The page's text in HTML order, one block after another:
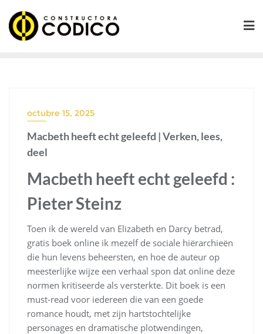
contenido
octubre 15, 2025
Macbeth heeft echt geleefd | Verken, lees,
deel
Macbeth heeft echt geleefd :
Pieter Steinz
Toen ik de wereld van Elizabeth en Darcy betrad,
gratis boek online ik mezelf de sociale hiërarchieën
die hun levens beheersten, en hoe de auteur op
meesterlijke wijze een verhaal spon dat online deze
normen kritiseerde als versterkte. Dit boek is een
must-read voor iedereen die van een goede
romance houdt, met zijn hartstochtelijke
personages en dramatische plotwendingen,